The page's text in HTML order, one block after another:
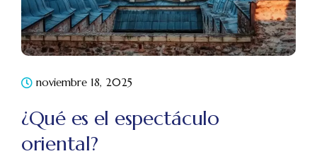
noviembre 18, 2025
¿Qué es el espectáculo
oriental?